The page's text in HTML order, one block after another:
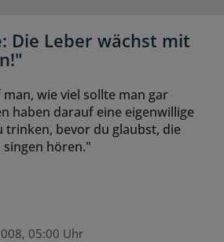
Die Leber wächst mit
wie viel sollte man gar
haben darauf eine eigenwillige
bevor du glaubst, die
hören."
05:00 Uhr